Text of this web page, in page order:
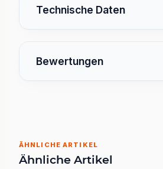
Technische Daten
Bewertungen
ÄHNLICHE ARTIKEL
Ähnliche Artikel